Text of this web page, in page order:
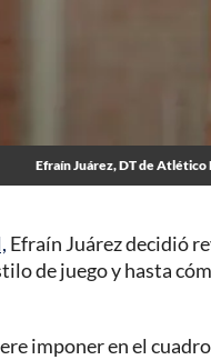
Efraín Juárez, DT de Atlético
Efraín Juárez decidió
de juego y hasta
imponer en el